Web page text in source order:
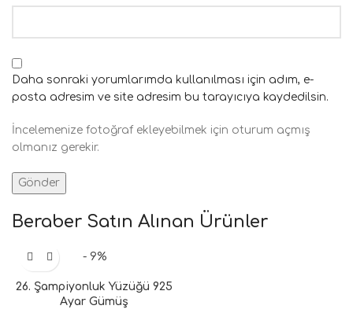
Daha sonraki yorumlarımda kullanılması için adım, e-
posta adresim ve site adresim bu tarayıcıya kaydedilsin.
İncelemenize fotoğraf ekleyebilmek için oturum açmış
olmanız gerekir.
Beraber Satın Alınan Ürünler
- 9%
26. Şampiyonluk Yüzüğü 925
Ayar Gümüş